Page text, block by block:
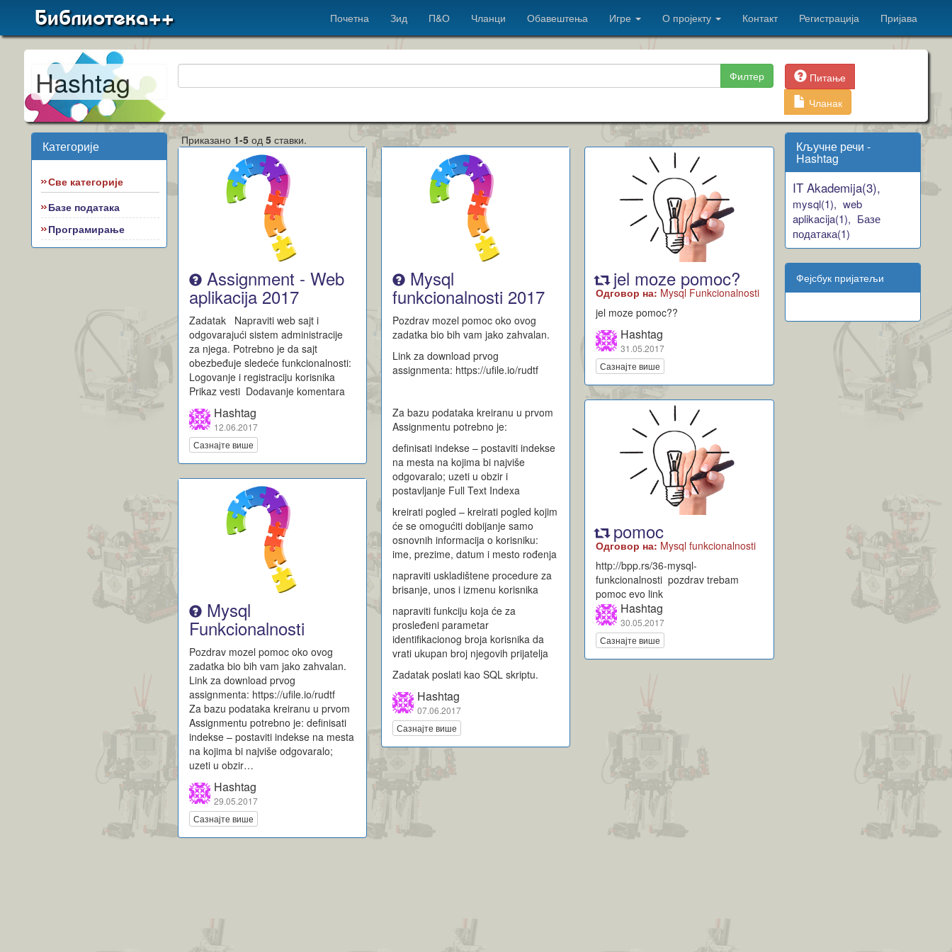
Библиотека++ Почетна Зид П&О Чланци Обавештења Игре О пројекту Контакт Регистрација Пријава
Hashtag Филтер
Питање
Чланак
Категорије
Све категорије
Базе података
Програмирање
Приказано 1-5 од5 ставки.
Assignment - Web
aplikacija 2017
Zadatak Napraviti web sajt i
odgovarajući sistem administracije
za njega. Potrebno je da sajt
obezbeđuje sledeće funkcionalnosti:
Logovanje i registraciju korisnika
Prikaz vesti Dodavanje komentara
Hashtag
12.06.2017
Сазнајте више
Mysql
funkcionalnosti 2017
Pozdrav mozel pomoc oko ovog
zadatka bio bih vam jako zahvalan.
Link za download prvog
assignmenta: https://ufile.io/rudtf
Za bazu podataka kreiranu u prvom
Assignmentu potrebno je:
definisati indekse – postaviti indekse
na mesta na kojima bi najviše
odgovaralo; uzeti u obzir i
postavljanje Full Text Indexa
kreirati pogled – kreirati pogled kojim
će se omogućiti dobijanje samo
osnovnih informacija o korisniku:
ime, prezime, datum i mesto rođenja
napraviti uskladištene procedure za
brisanje, unos i izmenu korisnika
napraviti funkciju koja će za
prosleđeni parametar
identifikacionog broja korisnika da
vrati ukupan broj njegovih prijatelja
Zadatak poslati kao SQL skriptu.
Hashtag
07.06.2017
Сазнајте више
jel moze pomoc?
Одговор на: Mysql Funkcionalnosti
jel moze pomoc??
Hashtag
31.05.2017
Сазнајте више
pomoc
Одговор на: Mysql funkcionalnosti
http://bpp.rs/36-mysql-
funkcionalnosti pozdrav trebam
pomoc evo link
Hashtag
30.05.2017
Сазнајте више
Mysql
Funkcionalnosti
Pozdrav mozel pomoc oko ovog
zadatka bio bih vam jako zahvalan.
Link za download prvog
assignmenta: https://ufile.io/rudtf
Za bazu podataka kreiranu u prvom
Assignmentu potrebno je: definisati
indekse – postaviti indekse na mesta
na kojima bi najviše odgovaralo;
uzeti u obzir…
Hashtag
29.05.2017
Сазнајте више
Кључне речи -
Hashtag
IT Akademija(3),
mysql(1), web
aplikacija(1), Базе
података(1)
Фејсбук пријатељи